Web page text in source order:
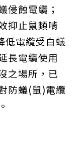
侵蝕電纜；
抑止鼠類啃
低電纜受白蟻
長電纜使用
之場所，已
防蟻(鼠)電纜